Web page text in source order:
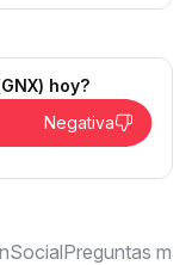
hoy?
Negativa
SocialPreguntas